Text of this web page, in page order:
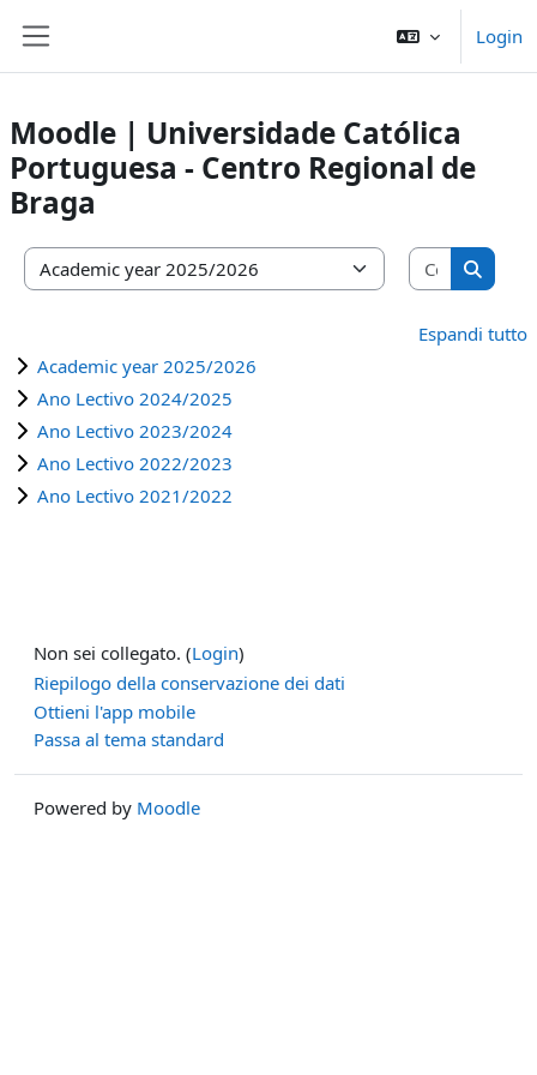
Login
Moodle | Universidade Católica
Portuguesa - Centro Regional de
Braga
Categorie di corso
Cerca
Cerca
Espandi tutto
Academic year 2025/2026
Ano Lectivo 2024/2025
Ano Lectivo 2023/2024
Ano Lectivo 2022/2023
Ano Lectivo 2021/2022
Non sei collegato. (Login)
Riepilogo della conservazione dei dati
Ottieni l'app mobile
Passa al tema standard
Powered by Moodle